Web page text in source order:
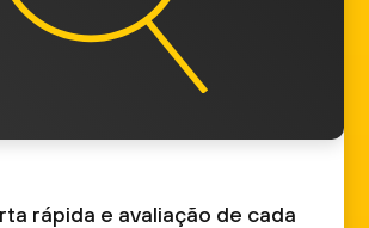
rápida e avaliação de cada